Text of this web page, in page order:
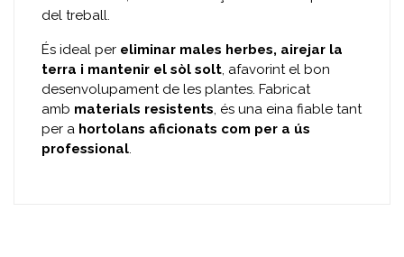
del treball.
És ideal per eliminar males herbes, airejar la
terra i mantenir el sòl solt, afavorint el bon
desenvolupament de les plantes. Fabricat
amb materials resistents, és una eina fiable tant
per a hortolans aficionats com per a ús
professional.